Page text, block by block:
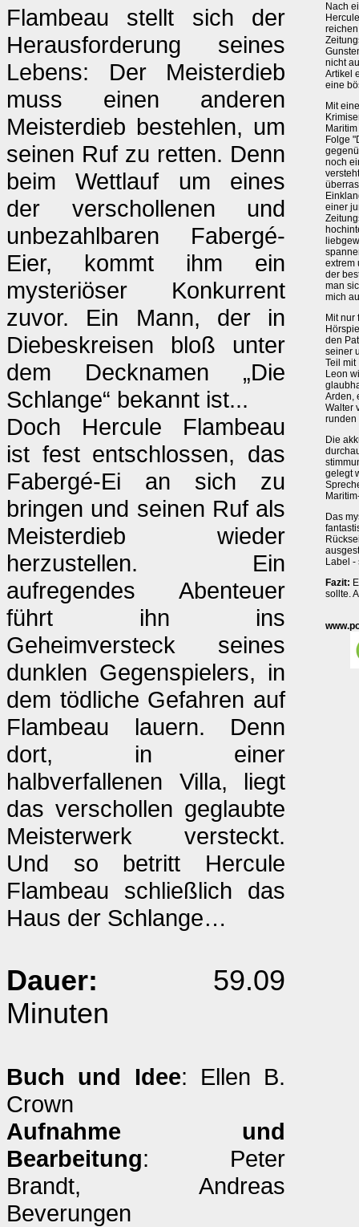
Flambeau stellt sich der
Herausforderung seines
Lebens: Der Meisterdieb
muss einen anderen
Meisterdieb bestehlen, um
seinen Ruf zu retten. Denn
beim Wettlauf um eines
der verschollenen und
unbezahlbaren Fabergé-
Eier, kommt ihm ein
mysteriöser Konkurrent
zuvor. Ein Mann, der in
Diebeskreisen bloß unter
dem Decknamen „Die
Schlange“ bekannt ist...
Doch Hercule Flambeau
ist fest entschlossen, das
Fabergé-Ei an sich zu
bringen und seinen Ruf als
Meisterdieb wieder
herzustellen. Ein
aufregendes Abenteuer
führt ihn ins
Geheimversteck seines
dunklen Gegenspielers, in
dem tödliche Gefahren auf
Flambeau lauern. Denn
dort, in einer
halbverfallenen Villa, liegt
das verschollen geglaubte
Meisterwerk versteckt.
Und so betritt Hercule
Flambeau schließlich das
Haus der Schlange…
Dauer: 59.09
Minuten
Buch und Idee: Ellen B.
Crown
Aufnahme und
Bearbeitung: Peter
Brandt, Andreas
Beverungen
Nach
nicht
Artikel
eine
Mit
Folge
noch
einer
extrem
der
man
mich
Mit nur
den
seiner
Teil
Leon
Arden,
Walter
runden
Die
gelegt
Das
Label -
Fazit:
sollte.